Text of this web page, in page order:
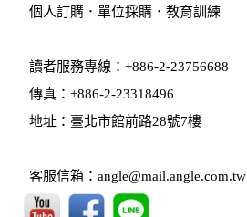
個人訂購 ． 單位採購 ．教育訓練
讀者服務專線：+886-2-23756688
傳真：+886-2-23318496
地址：臺北市館前路28號7樓
客服信箱：angle@mail.angle.com.tw